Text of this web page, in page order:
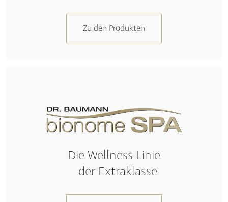
Zu den Produkten
der Extraklasse
Zu den Produkten